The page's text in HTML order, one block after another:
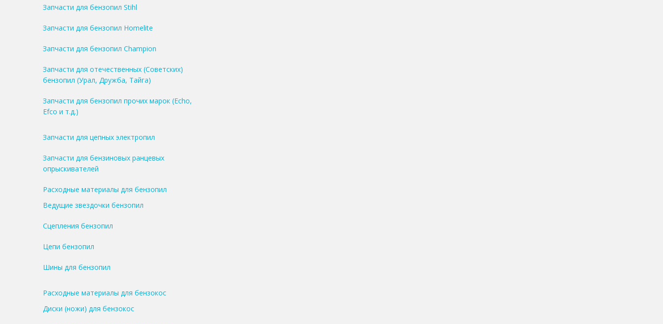
Запчасти для бензопил Stihl
Запчасти для бензопил Homelite
Запчасти для бензопил Champion
Запчасти для отечественных (Советских)
бензопил (Урал, Дружба, Тайга)
Запчасти для бензопил прочих марок (Echo,
Efco и т.д.)
Запчасти для цепных электропил
Запчасти для бензиновых ранцевых
опрыскивателей
Расходные материалы для бензопил
Ведущие звездочки бензопил
Сцепления бензопил
Цепи бензопил
Шины для бензопил
Расходные материалы для бензокос
Диски (ножи) для бензокос